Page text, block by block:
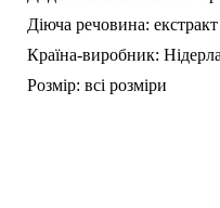
Діюча речовина:
Країна-виробник:
Розмір: всі розміри